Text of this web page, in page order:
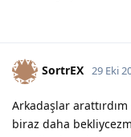
SortrEX 29 Eki
Arkadaşlar
biraz daha